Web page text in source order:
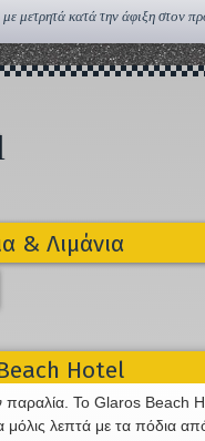
μετρητά κατά την άφιξη στον
& Λιμάνια
Hotel
Το Glaros Beach
λεπτά με τα πόδια